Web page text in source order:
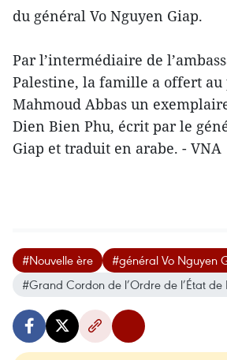
du général Vo Nguyen Giap.
Par l’intermédiaire de
Palestine, la famille a offert au
Mahmoud Abbas un
Dien Bien Phu, écrit par le
Giap et traduit en arabe. - VNA
#Nouvelle ère
#général Vo Nguyen
#Grand Cordon de l’Ordre de l’État de